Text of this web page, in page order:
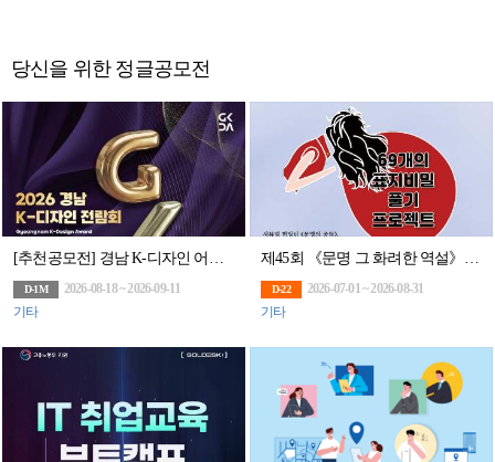
당신을 위한 정글공모전
[추천공모전] 경남 K-디자인 어워드(~9/11)
D-1M
2026-08-18 ~ 2026-09-11
기타
제45회 《문명 그 화려한 역설》 69개의 표지비밀 풀기 프로젝트 공모 (1억고료 문학상
D-22
2026-07-01 ~ 2026-08-31
기타